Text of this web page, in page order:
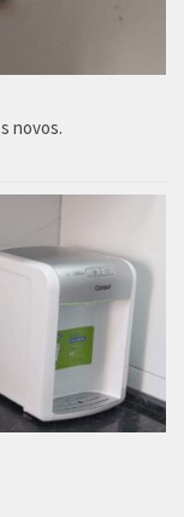
novos.